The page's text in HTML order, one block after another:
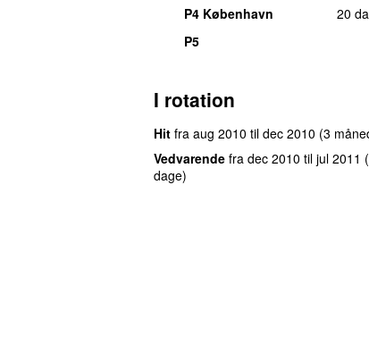
P4 København
20
P5
I rotation
Hit fra aug 2010 til dec 2010 (3
Vedvarende fra dec 2010 til jul 2011
dage)